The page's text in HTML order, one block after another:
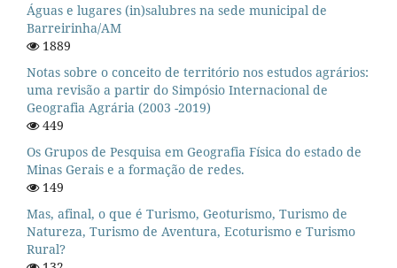
Águas e lugares (in)salubres na sede municipal de
Barreirinha/AM
1889
Notas sobre o conceito de território nos estudos agrários:
uma revisão a partir do Simpósio Internacional de
Geografia Agrária (2003 -2019)
449
Os Grupos de Pesquisa em Geografia Física do estado de
Minas Gerais e a formação de redes.
149
Mas, afinal, o que é Turismo, Geoturismo, Turismo de
Natureza, Turismo de Aventura, Ecoturismo e Turismo
Rural?